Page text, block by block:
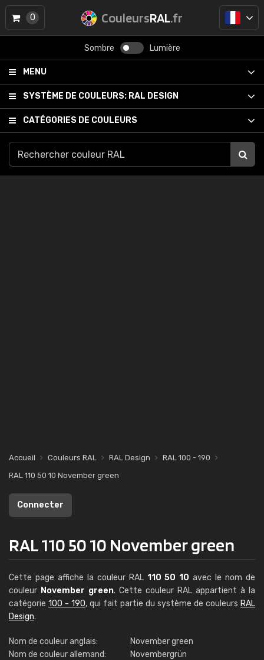
CouleursRAL.fr
Sombre Lumière
MENU
SYSTÈME DE COULEURS: RAL DESIGN
CATÉGORIES DE COULEURS
0
Accueil Couleurs RAL RAL Design
RAL 100 - 190
RAL 110 50 10 November green
Connecter
RAL 110 50 10 November green
Cette page affiche la couleur RAL 110 50 10 avec le nom de
couleur November green. Cette couleur RAL appartient à la
catégorie 100 - 190, qui fait partie du système de couleurs RAL
Design.
Nom de couleur anglais:
November green
Nom de couleur allemand:
Novembergrün